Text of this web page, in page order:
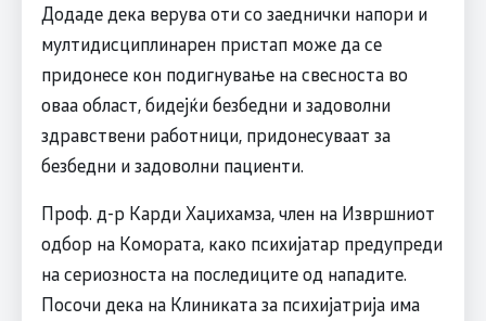
Додаде дека верува оти со заеднички напори и
мултидисциплинарен пристап може да се
придонесе кон подигнување на свесноста во
оваа област, бидејќи безбедни и задоволни
здравствени работници, придонесуваат за
безбедни и задоволни пациенти.
Проф. д-р Карди Хаџихамза, член на Извршниот
одбор на Комората, како психијатар предупреди
на сериозноста на последиците од нападите.
Посочи дека на Клиниката за психијатрија има